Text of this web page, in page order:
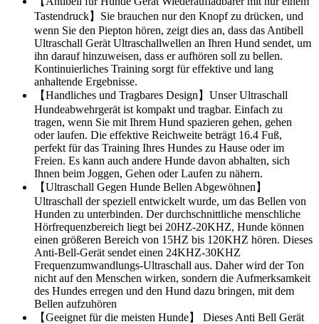
Tastendruck】Sie brauchen nur den Knopf zu drücken, und
wenn Sie den Piepton hören, zeigt dies an, dass das Antibell
Ultraschall Gerät Ultraschallwellen an Ihren Hund sendet, um
ihn darauf hinzuweisen, dass er aufhören soll zu bellen.
Kontinuierliches Training sorgt für effektive und lang
anhaltende Ergebnisse.
【Handliches und Tragbares Design】Unser Ultraschall
Hundeabwehrgerät ist kompakt und tragbar. Einfach zu
tragen, wenn Sie mit Ihrem Hund spazieren gehen, gehen
oder laufen. Die effektive Reichweite beträgt 16.4 Fuß,
perfekt für das Training Ihres Hundes zu Hause oder im
Freien. Es kann auch andere Hunde davon abhalten, sich
Ihnen beim Joggen, Gehen oder Laufen zu nähern.
【Ultraschall Gegen Hunde Bellen Abgewöhnen】
Ultraschall der speziell entwickelt wurde, um das Bellen von
Hunden zu unterbinden. Der durchschnittliche menschliche
Hörfrequenzbereich liegt bei 20HZ-20KHZ, Hunde können
einen größeren Bereich von 15HZ bis 120KHZ hören. Dieses
Anti-Bell-Gerät sendet einen 24KHZ-30KHZ
Frequenzumwandlungs-Ultraschall aus. Daher wird der Ton
nicht auf den Menschen wirken, sondern die Aufmerksamkeit
des Hundes erregen und den Hund dazu bringen, mit dem
Bellen aufzuhören
【Geeignet für die meisten Hunde】 Dieses Anti Bell Gerät